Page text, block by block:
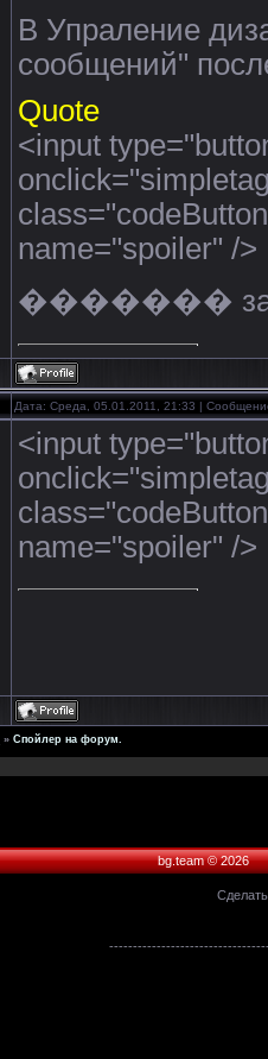
В Упраление
сообщений"
Quote
<input
name="spoiler" />
�������
Дата: Среда, 05.01.2011, 21:33 |
<input
name="spoiler" />
» Спойлер на форум.
bg.team © 2026